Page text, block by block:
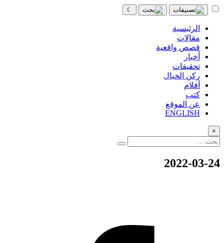
☾
الرئيسية
مقالات
قصص واقعية
أخبار
تحقيقات
ركن الخيال
أفلام
كتب
عن الموقع
ENGLISH
×
2022-03-24